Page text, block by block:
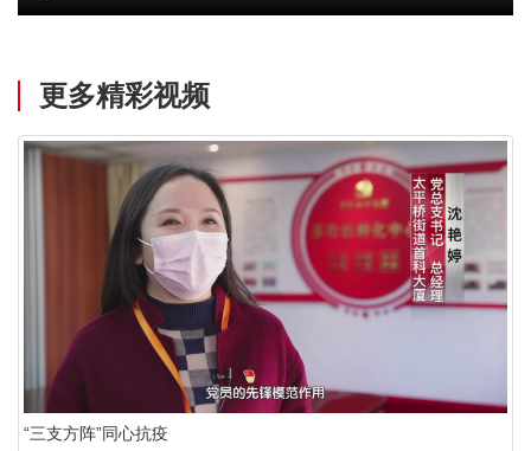
更多精彩视频
“三支方阵”同心抗疫